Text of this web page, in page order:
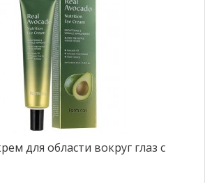
для области вокруг глаз с